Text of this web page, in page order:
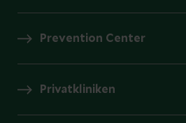
Prevention Center
Privatkliniken